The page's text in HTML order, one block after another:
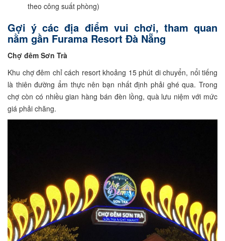
theo công suất phòng)
Gợi ý các địa điểm vui chơi, tham quan
nằm gần Furama Resort Đà Nẵng
Chợ đêm Sơn Trà
Khu chợ đêm chỉ cách resort khoảng 15 phút di chuyển, nổi tiếng
là thiên đường ẩm thực nên bạn nhất định phải ghé qua. Trong
chợ còn có nhiều gian hàng bán đèn lồng, quà lưu niệm với mức
giá phải chăng.